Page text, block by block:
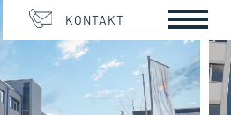
KONTAKT